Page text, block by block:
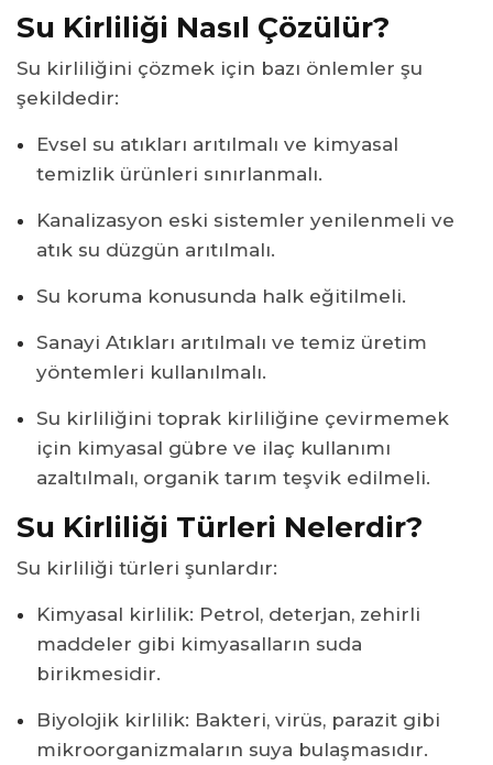
Su Kirliliği Nasıl Çözülür?
Su kirliliğini çözmek için bazı önlemler şu
şekildedir:
Evsel su atıkları arıtılmalı ve kimyasal
temizlik ürünleri sınırlanmalı.
Kanalizasyon eski sistemler yenilenmeli ve
atık su düzgün arıtılmalı.
Su koruma konusunda halk eğitilmeli.
Sanayi Atıkları arıtılmalı ve temiz üretim
yöntemleri kullanılmalı.
Su kirliliğini toprak kirliliğine çevirmemek
için kimyasal gübre ve ilaç kullanımı
azaltılmalı, organik tarım teşvik edilmeli.
Su Kirliliği Türleri Nelerdir?
Su kirliliği türleri şunlardır:
Kimyasal kirlilik: Petrol, deterjan, zehirli
maddeler gibi kimyasalların suda
birikmesidir.
Biyolojik kirlilik: Bakteri, virüs, parazit gibi
mikroorganizmaların suya bulaşmasıdır.